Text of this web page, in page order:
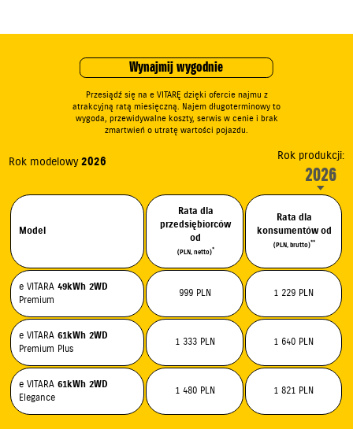
Wynajmij wygodnie
Przesiądź się na e VITARĘ dzięki ofercie najmu z
atrakcyjną ratą miesięczną. Najem długoterminowy to
wygoda, przewidywalne koszty, serwis w cenie i brak
zmartwień o utratę wartości pojazdu.
Rok modelowy2026 Rok produkcji:
2026
Model
Rata dla
przedsiębiorców
od
(PLN, netto)*
Rata dla
konsumentów od
(PLN, brutto)**
e VITARA 49kWh 2WD
Premium
999 PLN 1 229 PLN
e VITARA 61kWh 2WD
Premium Plus
1 333 PLN 1 640 PLN
e VITARA 61kWh 2WD
Elegance
1 480 PLN 1 821 PLN